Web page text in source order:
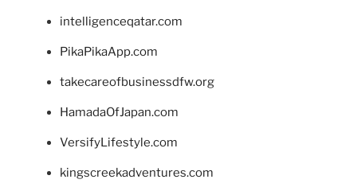
intelligenceqatar.com
PikaPikaApp.com
takecareofbusinessdfw.org
HamadaOfJapan.com
VersifyLifestyle.com
kingscreekadventures.com